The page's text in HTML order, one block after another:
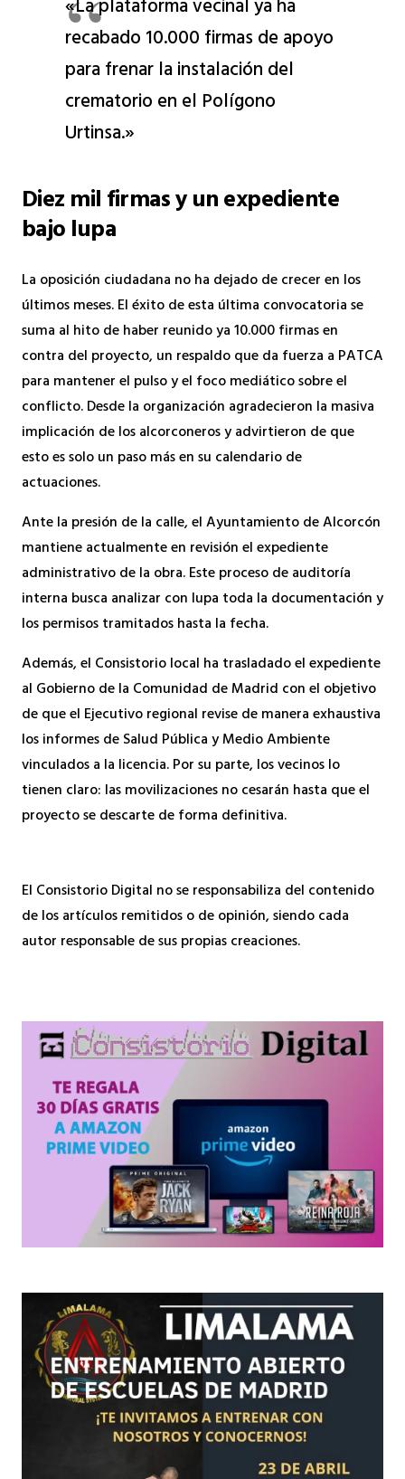
«La plataforma vecinal ya ha
recabado 10.000 firmas de apoyo
para frenar la instalación del
crematorio en el Polígono
Urtinsa.»
Diez mil firmas y un expediente
bajo lupa
La oposición ciudadana no ha dejado de crecer en los
últimos meses. El éxito de esta última convocatoria se
suma al hito de haber reunido ya 10.000 firmas en
contra del proyecto, un respaldo que da fuerza a PATCA
para mantener el pulso y el foco mediático sobre el
conflicto. Desde la organización agradecieron la masiva
implicación de los alcorconeros y advirtieron de que
esto es solo un paso más en su calendario de
actuaciones.
Ante la presión de la calle, el Ayuntamiento de Alcorcón
mantiene actualmente en revisión el expediente
administrativo de la obra. Este proceso de auditoría
interna busca analizar con lupa toda la documentación y
los permisos tramitados hasta la fecha.
Además, el Consistorio local ha trasladado el expediente
al Gobierno de la Comunidad de Madrid con el objetivo
de que el Ejecutivo regional revise de manera exhaustiva
los informes de Salud Pública y Medio Ambiente
vinculados a la licencia. Por su parte, los vecinos lo
tienen claro: las movilizaciones no cesarán hasta que el
proyecto se descarte de forma definitiva.
El Consistorio Digital no se responsabiliza del contenido
de los artículos remitidos o de opinión, siendo cada
autor responsable de sus propias creaciones.